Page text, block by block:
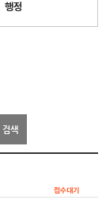
행정
검색
접수대기